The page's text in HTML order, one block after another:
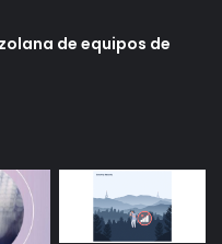
de equipos de